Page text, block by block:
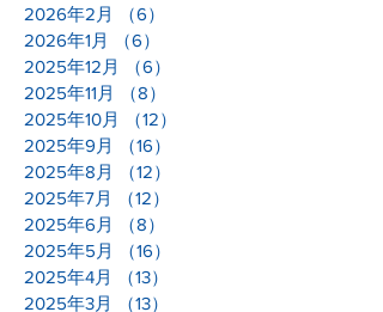
2026年2月
（6）
2026年1月
（6）
2025年12月
（6）
2025年11月
（8）
2025年10月
（12）
2025年9月
（16）
2025年8月
（12）
2025年7月
（12）
2025年6月
（8）
2025年5月
（16）
2025年4月
（13）
2025年3月
（13）